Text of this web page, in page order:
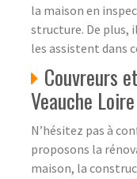
la maison en
structure. De plus,
les assistent dans
Couvreurs
Veauche
N’hésitez pas à
proposons la
maison, la